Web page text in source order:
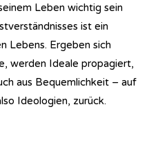
Leben wichtig sein
ist ein
Lebens. Ergeben sich
werden Ideale propagiert,
aus Bequemlichkeit – auf
Ideologien, zurück.